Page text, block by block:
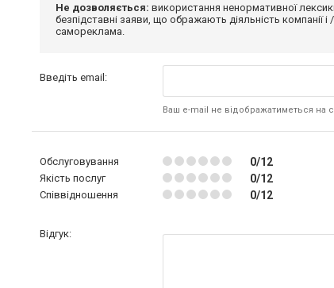
Не дозволяється: використання ненормативної
безпідставні заяви, що ображають діяльність компанії
самореклама.
Введіть email:
Ваш e-mail не відображатиметься на
Обслуговування 0/12
Якість послуг 0/12
Співвідношення 0/12
Відгук: